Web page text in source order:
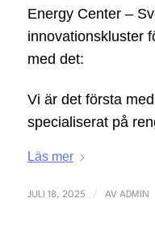
Energy Center –
innovationskluster
med det:
Vi är det första
specialiserat på
Läs mer
JULI 18, 2025 / AV ADMIN